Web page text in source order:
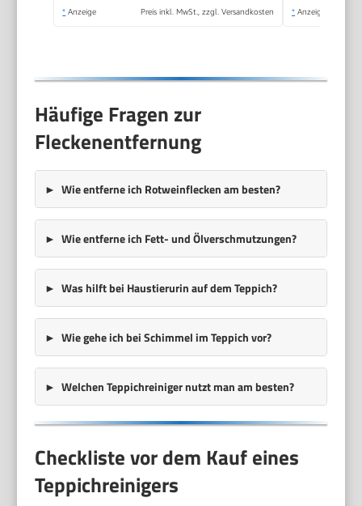
* Anzeige Preis inkl. MwSt., zzgl. Versandkosten * Anzeige
Häufige Fragen zur
Fleckenentfernung
Wie entferne ich Rotweinflecken am besten?
Wie entferne ich Fett- und Ölverschmutzungen?
Was hilft bei Haustierurin auf dem Teppich?
Wie gehe ich bei Schimmel im Teppich vor?
Welchen Teppichreiniger nutzt man am besten?
Checkliste vor dem Kauf eines
Teppichreinigers